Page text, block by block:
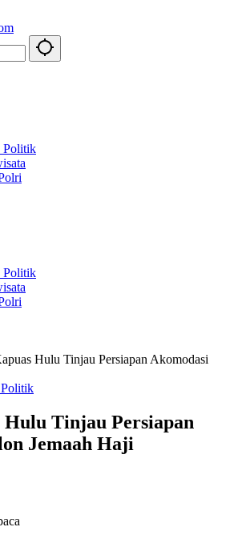
Politik
Politik
Hulu Tinjau Persiapan Akomodasi
Politik
Tinjau Persiapan
Jemaah Haji